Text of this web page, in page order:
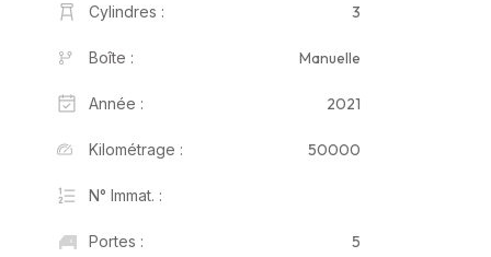
Cylindres : 3
Boîte : Manuelle
Année : 2021
Kilométrage : 50000
N° Immat. :
Portes : 5